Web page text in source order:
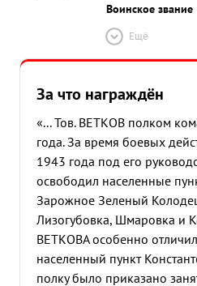
Воинское звание
Ещё
За что награждён
«... Тов. ВЕТКОВ полком
года. За время боевых
1943 года под его
освободил населенные
Зарожное Зеленый
Лизогубовка, Шмаровка и
ВЕТКОВА особенно
населенный пункт
полку было приказано